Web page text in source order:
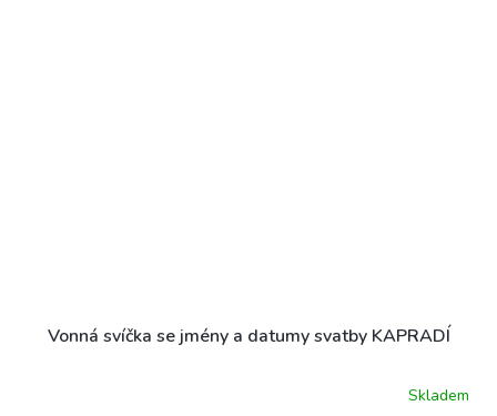
Vonná svíčka se jmény a datumy svatby KAPRADÍ
Skladem